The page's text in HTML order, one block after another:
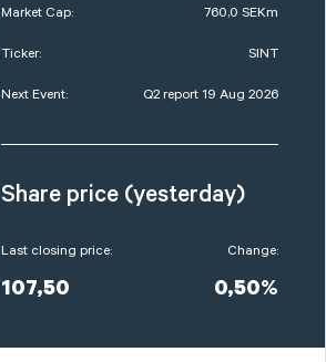
Market Cap: 760,0 SEKm
Ticker: SINT
Next Event: Q2 report 19 Aug 2026
Share price (yesterday)
Last closing price:
107,50
Change:
0,50%